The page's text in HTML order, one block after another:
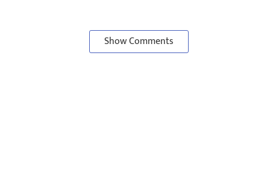
Show Comments